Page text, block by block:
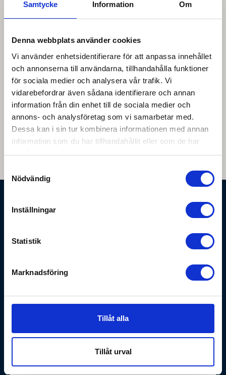
Samtycke Information Om
Denna webbplats använder cookies
Vi använder enhetsidentifierare för att anpassa innehållet
och annonserna till användarna, tillhandahålla funktioner
för sociala medier och analysera vår trafik. Vi
vidarebefordrar även sådana identifierare och annan
information från din enhet till de sociala medier och
annons- och analysföretag som vi samarbetar med.
Dessa kan i sin tur kombinera informationen med annan
information som du har tillhandahållit eller som de har
samlat in när du har använt deras tjänster.
Nödvändig
Inställningar
Statistik
Marknadsföring
Tillåt alla
Tillåt urval
Hitta till oss
LW Husvagnar AB
Adress:Vargstigen 4, 777 34 Smedjebacken
Telefon:0223-15535
Ordinarie öppettider
Mån - Tor
Mån - Fre 7.30 - 16.30
Mån - Tor
9.30 - 18.00
9.30 - 17.00
Lör
Stängt